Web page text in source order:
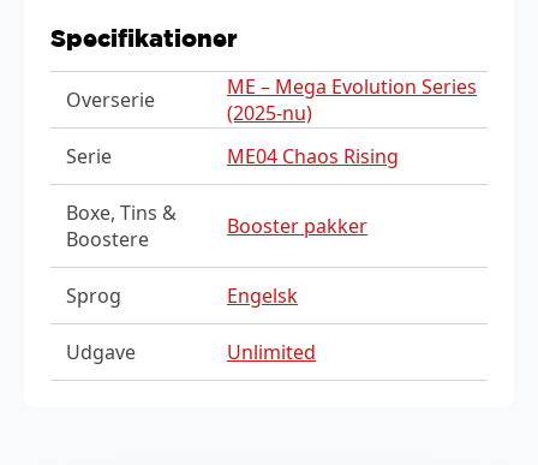
Specifikationer
Overserie
ME – Mega Evolution Series
(2025-nu)
Serie
ME04 Chaos Rising
Boxe, Tins &
Boostere
Booster pakker
Sprog Engelsk
Udgave Unlimited